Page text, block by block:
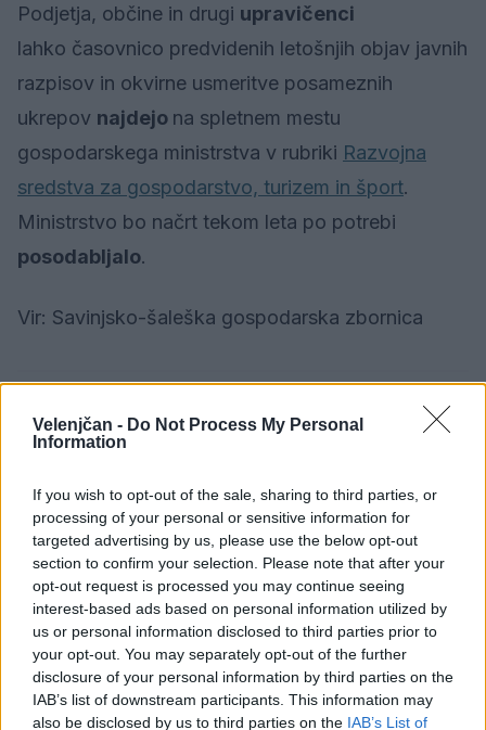
Velenjčan - Do Not Process My Personal
Information
If you wish to opt-out of the sale, sharing to third parties, or
processing of your personal or sensitive information for
targeted advertising by us, please use the below opt-out
section to confirm your selection. Please note that after your
opt-out request is processed you may continue seeing
interest-based ads based on personal information utilized by
us or personal information disclosed to third parties prior to
your opt-out. You may separately opt-out of the further
disclosure of your personal information by third parties on the
IAB’s list of downstream participants. This information may
also be disclosed by us to third parties on the IAB’s List of
Podjetja, občine in drugi upravičenci
lahko časovnico predvidenih letošnjih objav javnih
razpisov in okvirne usmeritve posameznih
ukrepov najdejo na spletnem mestu
gospodarskega ministrstva v rubriki Razvojna
sredstva za gospodarstvo, turizem in šport.
Ministrstvo bo načrt tekom leta po potrebi
posodabljalo.
Vir: Savinjsko-šaleška gospodarska zbornica
KATEGORIJE Gospodarstvo
Sorodno
Več iz kategorije Gospodarstvo
Nepredvidena okvara Teša 6 bo
vplivala na letošnje poslovanje
7. avgust 2026